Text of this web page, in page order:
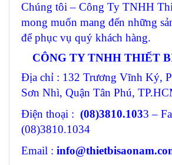
Chúng tôi – Công Ty TNHH
mong muốn mang đến những
để phục vụ quý khách hàng.
CÔNG TY TNHH THIẾT
Địa chỉ : 132 Trương Vĩnh Ký,
Sơn Nhì, Quận Tân Phú,
Điện thoại : (08)3810.1033 –
(08)3810.1034
Email :